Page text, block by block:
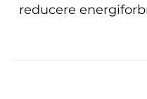
reducere